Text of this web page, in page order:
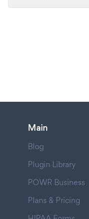
Main
Blog
Plugin Library
POWR Business
Plans & Pricing